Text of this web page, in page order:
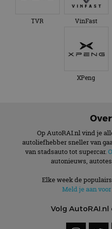
TVR VinFast
XPeng
Op AutoRAI.nl vind je
autoliefhebber sneller van
van stadsauto tot supercar.
autonieuws,
Elke week de
Meld je aan
Volg